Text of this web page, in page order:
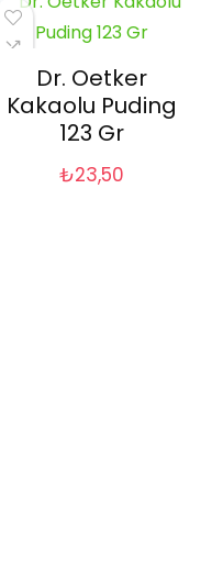
Dr. Oetker
Kakaolu Puding
123 Gr
₺23,50